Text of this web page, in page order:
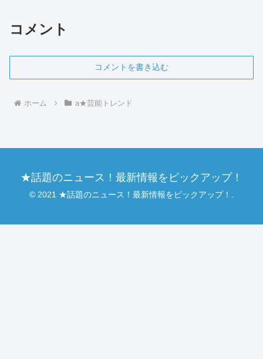
コメント
コメントを書き込む
ホーム a★芸能トレンド
★話題のニュース！最新情報をピックアップ！
© 2021 ★話題のニュース！最新情報をピックアップ！.